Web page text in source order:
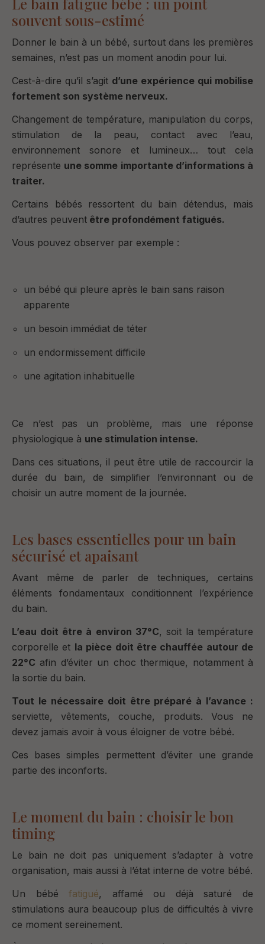
souvent sous-estimé
Donner le bain à un bébé, surtout dans les premières
semaines, n’est pas un moment anodin pour lui.
Cest-à-dire qu’il s’agit d’une expérience qui mobilise
fortement son système nerveux.
Changement de température, manipulation du corps,
stimulation de la peau, contact avec l’eau,
environnement sonore et lumineux… tout cela
représente une somme importante d’informations à
traiter.
Certains bébés ressortent du bain détendus, mais
d’autres peuvent être profondément fatigués.
Vous pouvez observer par exemple :
un bébé qui pleure après le bain sans raison
apparente
un besoin immédiat de téter
un endormissement difficile
une agitation inhabituelle
Ce n’est pas un problème, mais une réponse
physiologique à une stimulation intense.
Dans ces situations, il peut être utile de raccourcir la
durée du bain, de simplifier l’environnant ou de
choisir un autre moment de la journée.
Les bases essentielles pour un bain
sécurisé et apaisant
Avant même de parler de techniques, certains
éléments fondamentaux conditionnent l’expérience
du bain.
L’eau doit être à environ 37°C, soit la température
corporelle et la pièce doit être chauffée autour de
22°C afin d’éviter un choc thermique, notamment à
la sortie du bain.
Tout le nécessaire doit être préparé à l’avance :
serviette, vêtements, couche, produits. Vous ne
devez jamais avoir à vous éloigner de votre bébé.
Ces bases simples permettent d’éviter une grande
partie des inconforts.
Le moment du bain : choisir le bon
timing
Le bain ne doit pas uniquement s’adapter à votre
organisation, mais aussi à l’état interne de votre bébé.
Un bébéfatigué, affamé ou déjà saturé de
stimulations aura beaucoup plus de difficultés à vivre
ce moment sereinement.